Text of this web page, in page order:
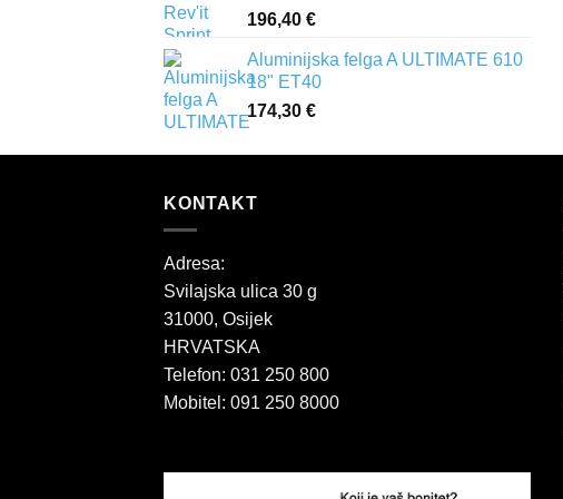
196,40 €
Aluminijska felga A ULTIMATE 610
18" ET40
174,30 €
KONTAKT
Adresa:
Svilajska ulica 30 g
31000, Osijek
HRVATSKA
Telefon: 031 250 800
Mobitel: 091 250 8000